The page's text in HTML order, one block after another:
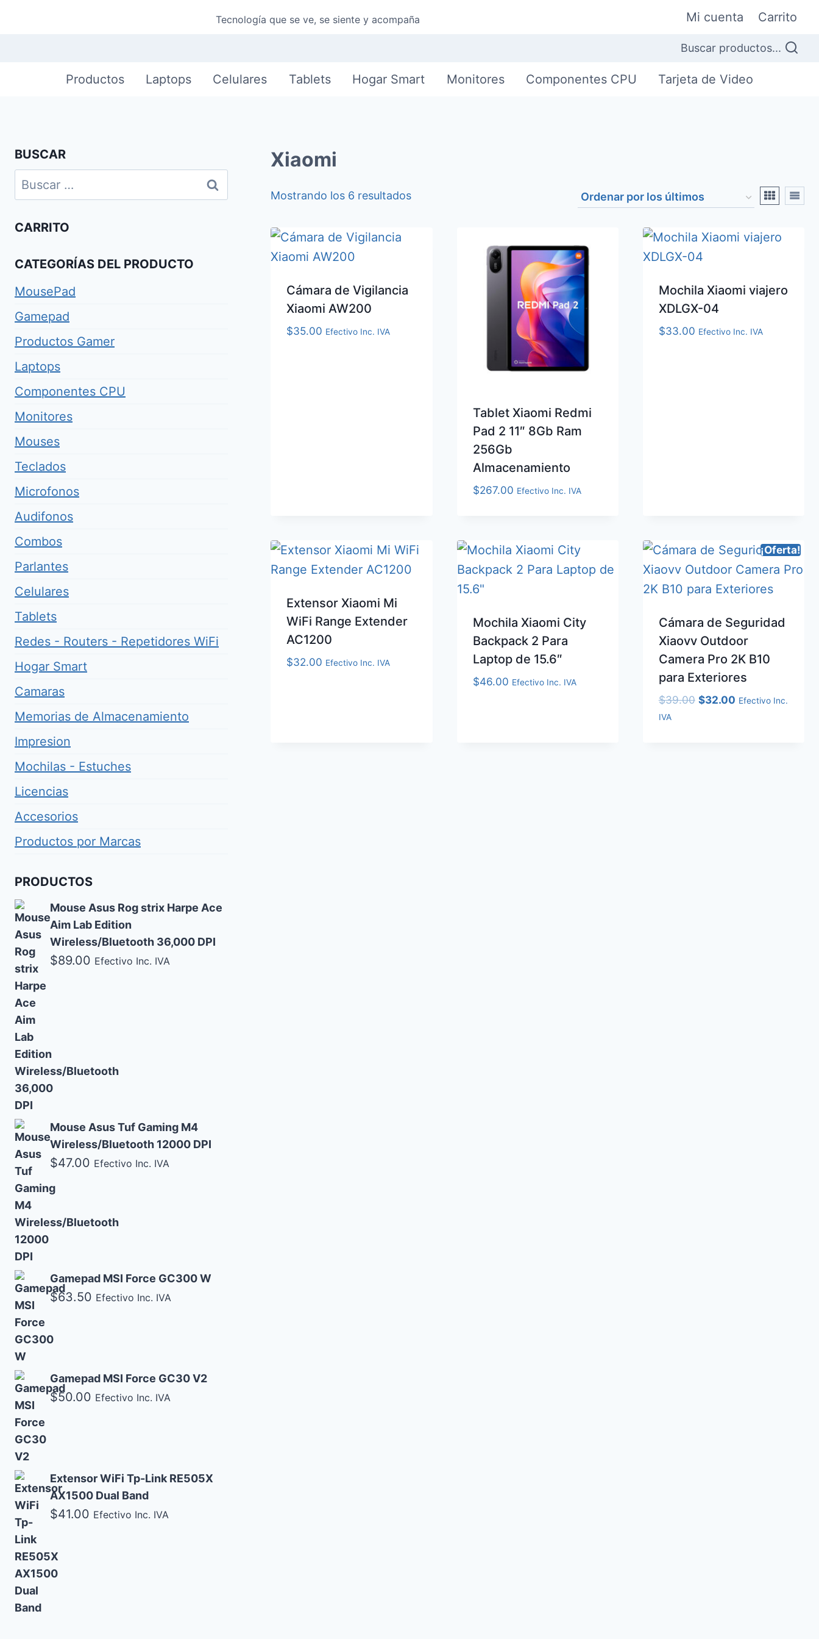
Tecnología que se ve, se siente y acompaña Mi cuenta Carrito
Buscar productos...
Productos Laptops Celulares Tablets Hogar Smart Monitores Componentes CPU Tarjeta de Video
Xiaomi
Mostrando los 6 resultadosOrdenado
Cámara de Vigilancia
Xiaomi AW200
$35.00 Efectivo Inc. IVA
Tablet Xiaomi Redmi
Pad 2 11″ 8Gb Ram
256Gb
Almacenamiento
$267.00 Efectivo Inc. IVA
Mochila Xiaomi viajero
XDLGX-04
$33.00 Efectivo Inc. IVA
Extensor Xiaomi Mi
WiFi Range Extender
AC1200
$32.00 Efectivo Inc. IVA
Mochila Xiaomi City
Backpack 2 Para
Laptop de 15.6″
$46.00 Efectivo Inc. IVA
¡Oferta!
Cámara de Seguridad
Xiaovv Outdoor
Camera Pro 2K B10
para Exteriores
$39.00 El
$32.00ElEfectivo Inc.
IVA
BUSCAR
Buscar:
CARRITO
CATEGORÍAS DEL PRODUCTO
MousePad
Gamepad
Productos Gamer
Laptops
Componentes CPU
Monitores
Mouses
Teclados
Microfonos
Audifonos
Combos
Parlantes
Celulares
Tablets
Redes - Routers - Repetidores WiFi
Hogar Smart
Camaras
Memorias de Almacenamiento
Impresion
Mochilas - Estuches
Licencias
Accesorios
Productos por Marcas
PRODUCTOS
Mouse Asus Rog strix Harpe Ace
Aim Lab Edition
Wireless/Bluetooth 36,000 DPI
$89.00 Efectivo Inc. IVA
Mouse Asus Tuf Gaming M4
Wireless/Bluetooth 12000 DPI
$47.00 Efectivo Inc. IVA
Gamepad MSI Force GC300 W
$63.50 Efectivo Inc. IVA
Gamepad MSI Force GC30 V2
$50.00 Efectivo Inc. IVA
Extensor WiFi Tp-Link RE505X
AX1500 Dual Band
$41.00 Efectivo Inc. IVA